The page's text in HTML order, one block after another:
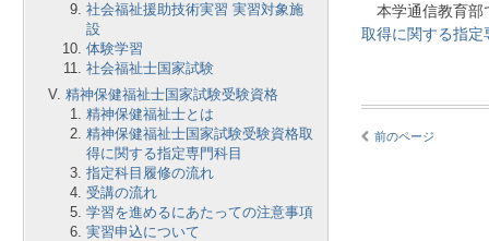
本学通信教育部
取得に関する指定
前のページ
社会福祉援助技術実習 実習対象施
設
体験学習
社会福祉士国家試験
精神保健福祉士国家試験受験資格
精神保健福祉士とは
精神保健福祉士国家試験受験資格取
得に関する指定専門科目
指定科目履修の流れ
受講の流れ
学習を進めるにあたっての注意事項
実習申込について